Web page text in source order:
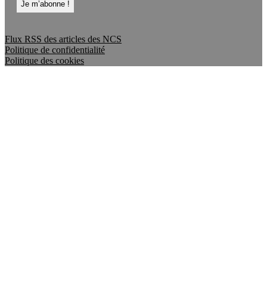
Flux RSS des articles des NCS
Politique de confidentialité
Politique des cookies